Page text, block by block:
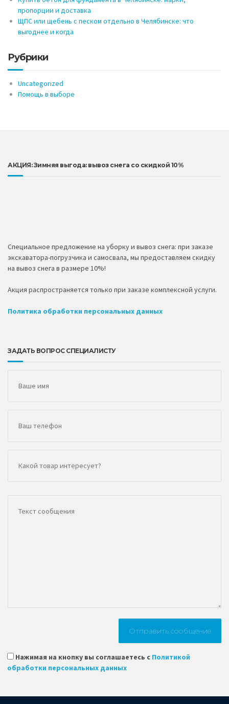
пропорции и доставка
ЩПС или щебень с песком отдельно в Челябинске: что
выгоднее и когда
Рубрики
Uncategorized
Помощь в выборе
АКЦИЯ: Зимняя выгода: вывоз снега со скидкой 10%
Специальное предложение на уборку и вывоз снега: при заказе
экскаватора-погрузчика и самосвала, мы предоставляем скидку
на вывоз снега в размере 10%!
Акция распространяется только при заказе комплексной услуги.
Политика обработки персональных данных
ЗАДАТЬ ВОПРОС СПЕЦИАЛИСТУ
Нажимая на кнопку вы соглашаетесь с Политикой
обработки персональных данных